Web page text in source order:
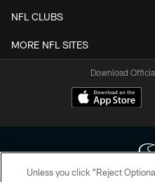
NFL CLUBS
MORE NFL SITES
Download
Unless you click “Reject